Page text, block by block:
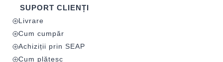
SUPORT CLIENȚI
Livrare
Cum cumpăr
Achiziții prin SEAP
Cum plătesc